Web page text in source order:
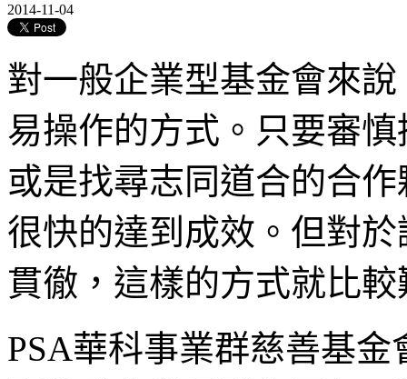
2014-11-04
對一般企業型基金會來
易操作的方式。只要審
或是找尋志同道合的合
很快的達到成效。但對
貫徹，這樣的方式就比
PSA華科事業群慈善基